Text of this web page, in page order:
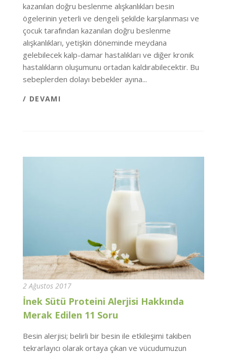
kazanılan doğru beslenme alışkanlıkları besin
ögelerinin yeterli ve dengeli şekilde karşılanması ve
çocuk tarafından kazanılan doğru beslenme
alışkanlıkları, yetişkin döneminde meydana
gelebilecek kalp-damar hastalıkları ve diğer kronik
hastalıkların oluşumunu ortadan kaldırabilecektir. Bu
sebeplerden dolayı bebekler ayına...
/ DEVAMI
2 Ağustos 2017
İnek Sütü Proteini Alerjisi Hakkında
Merak Edilen 11 Soru
Besin alerjisi; belirli bir besin ile etkileşimi takiben
tekrarlayıcı olarak ortaya çıkan ve vücudumuzun